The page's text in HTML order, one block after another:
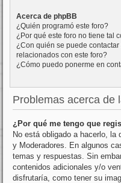
Acerca de phpBB
¿Quién programó este foro?
¿Por qué este foro no tiene tal
¿Con quién se puede
relacionados con este foro?
¿Cómo puedo ponerme en
Problemas acerca de
¿Por qué me tengo que
No está obligado a hacerlo, la
y Moderadores. En algunos
temas y respuestas. Sin
contenidos adicionales y/o
disfrutaría, como tener su